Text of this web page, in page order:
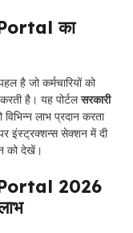
का
है जो कर्मचारियों को
है। यह पोर्टलसरकारी
लाभ प्रदान करता
इंस्ट्रक्शन्स सेक्शन में दी
को देखें।
2026